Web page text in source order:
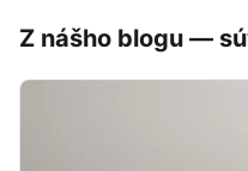
Z nášho blogu —